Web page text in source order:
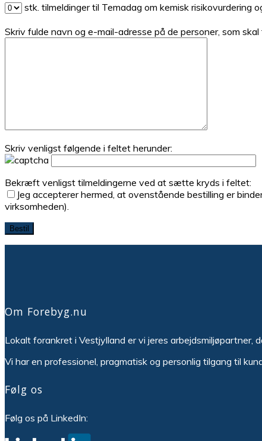
stk. tilmeldinger til Temadag om kemisk risikovurdering
Skriv fulde navn og e-mail-adresse på de personer, som
Skriv venligst følgende i feltet herunder:
Bekræft venligst tilmeldingerne ved at sætte kryds i feltet:
Jeg accepterer hermed, at ovenstående bestilling er
virksomheden).
Please leave this field empty.
Om Forebyg.nu
Lokalt forankret i Vestjylland er vi jeres arbejdsmiljøpartner,
Vi har en professionel, pragmatisk og personlig tilgang til
Følg os
Følg os på LinkedIn: